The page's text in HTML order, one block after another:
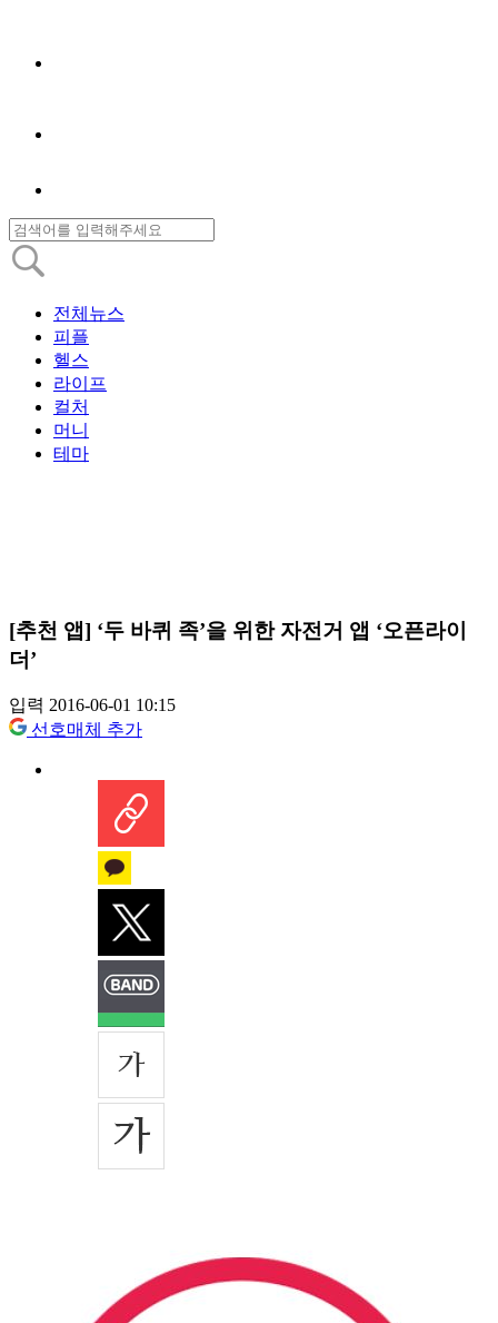
전체뉴스
피플
헬스
라이프
컬처
머니
테마
[추천 앱] ‘두 바퀴 족’을 위한 자전거 앱 ‘오픈라이
더’
입력 2016-06-01 10:15
선호매체 추가